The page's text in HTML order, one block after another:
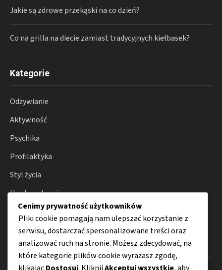
Jakie są zdrowe przekąski na co dzień?
Co na grilla na diecie zamiast tradycyjnych kiełbasek?
Kategorie
Odżywianie
Aktywność
Psychika
Profilaktyka
Styl życia
Uroda i zdrowie
Porady
Menu
Cenimy prywatność użytkowników
Pliki cookie pomagają nam ulepszać korzystanie z
serwisu, dostarczać spersonalizowane treści oraz
analizować ruch na stronie. Możesz zdecydować, na
które kategorie plików cookie wyrażasz zgodę,